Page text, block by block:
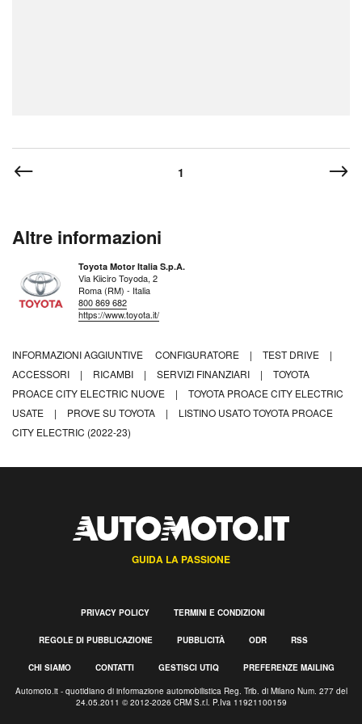
1
Altre informazioni
Toyota Motor Italia S.p.A.
Via Kiiciro Toyoda, 2
Roma (RM) - Italia
800 869 682
https://www.toyota.it/
INFORMAZIONI AGGIUNTIVE CONFIGURATORE | TEST DRIVE
|
ACCESSORI
| RICAMBI | SERVIZI FINANZIARI |
TOYOTA
PROACE CITY ELECTRIC NUOVE
|
TOYOTA PROACE CITY ELECTRIC
USATE
| PROVE SU TOYOTA |
LISTINO USATO TOYOTA PROACE
CITY ELECTRIC (2022-23)
GUIDA LA PASSIONE
PRIVACY POLICY TERMINI E CONDIZIONI
REGOLE DI PUBBLICAZIONE PUBBLICITÀ ODR RSS
CHI SIAMO CONTATTI GESTISCI UTIQ PREFERENZE MAILING
Automoto.it - quotidiano di informazione automobilistica Reg. Trib. di Milano Num. 277 del
24.05.2011 © 2012-2026 CRM S.r.l. P.Iva 11921100159